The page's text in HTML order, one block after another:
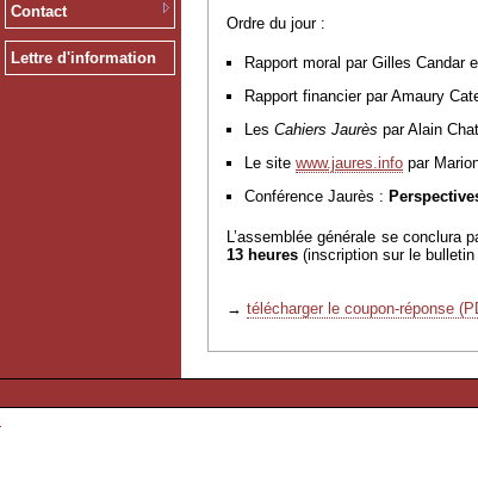
Contact
Lettre d'information
Ordre du jour :
Rapport moral par Gilles Candar
Rapport financier par Amaury
Les Cahiers Jaurès par Alain
Le site www.jaures.info par
Conférence Jaurès :
L’assemblée générale se conclura
13 heures (inscription sur le
→ télécharger le coupon-réponse